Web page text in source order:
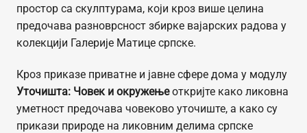
простор са скулптурама, који кроз више целина
предочава разноврсност збирке вајарских радова у
колекцији Галерије Матице српске.
Кроз приказе приватне и јавне сфере дома у модулу
Уточишта: Човек и окружењеоткријте како ликовна
уметност предочава човеково уточиште, а како су
прикази природе на ликовним делима српске